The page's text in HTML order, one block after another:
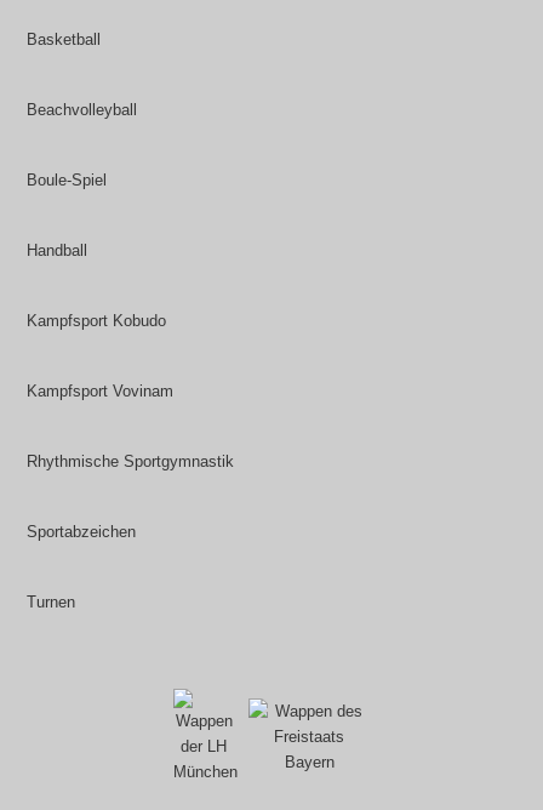
Basketball
Beachvolleyball
Boule-Spiel
Handball
Kampfsport Kobudo
Kampfsport Vovinam
Rhythmische Sportgymnastik
Sportabzeichen
Turnen